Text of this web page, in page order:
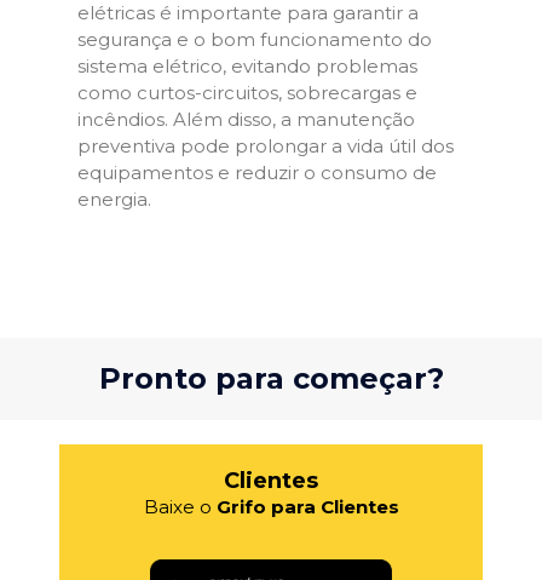
elétricas é importante para garantir a
segurança e o bom funcionamento do
sistema elétrico, evitando problemas
como curtos-circuitos, sobrecargas e
incêndios. Além disso, a manutenção
preventiva pode prolongar a vida útil dos
equipamentos e reduzir o consumo de
energia.
Pronto para começar?
Clientes
Baixe o Grifo para Clientes